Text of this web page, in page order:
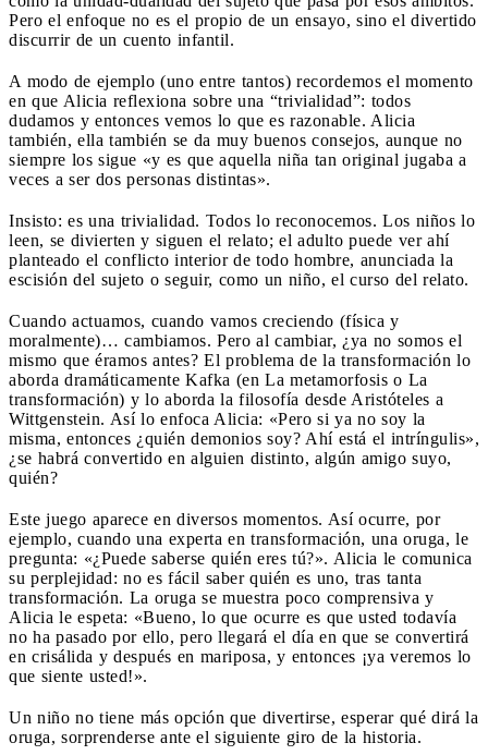
Pero el enfoque no es el propio de un ensayo, sino el divertido
discurrir de un cuento infantil.
A modo de ejemplo (uno entre tantos) recordemos el momento
en que Alicia reflexiona sobre una “trivialidad”: todos
dudamos y entonces vemos lo que es razonable. Alicia
también, ella también se da muy buenos consejos, aunque no
siempre los sigue «y es que aquella niña tan original jugaba a
veces a ser dos personas distintas».
Insisto: es una trivialidad. Todos lo reconocemos. Los niños lo
leen, se divierten y siguen el relato; el adulto puede ver ahí
planteado el conflicto interior de todo hombre, anunciada la
escisión del sujeto o seguir, como un niño, el curso del relato.
Cuando actuamos, cuando vamos creciendo (física y
moralmente)… cambiamos. Pero al cambiar, ¿ya no somos el
mismo que éramos antes? El problema de la transformación lo
aborda dramáticamente Kafka (en La metamorfosis o La
transformación) y lo aborda la filosofía desde Aristóteles a
Wittgenstein. Así lo enfoca Alicia: «Pero si ya no soy la
misma, entonces ¿quién demonios soy? Ahí está el intríngulis»,
¿se habrá convertido en alguien distinto, algún amigo suyo,
quién?
Este juego aparece en diversos momentos. Así ocurre, por
ejemplo, cuando una experta en transformación, una oruga, le
pregunta: «¿Puede saberse quién eres tú?». Alicia le comunica
su perplejidad: no es fácil saber quién es uno, tras tanta
transformación. La oruga se muestra poco comprensiva y
Alicia le espeta: «Bueno, lo que ocurre es que usted todavía
no ha pasado por ello, pero llegará el día en que se convertirá
en crisálida y después en mariposa, y entonces ¡ya veremos lo
que siente usted!».
Un niño no tiene más opción que divertirse, esperar qué dirá la
oruga, sorprenderse ante el siguiente giro de la historia.